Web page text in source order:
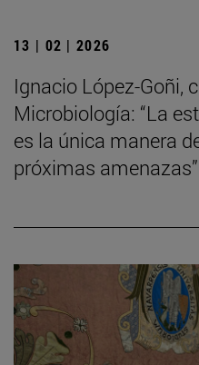
13 | 02 | 2026
Ignacio López-Goñi,
Microbiología: “La
es la única manera
próximas amenazas”